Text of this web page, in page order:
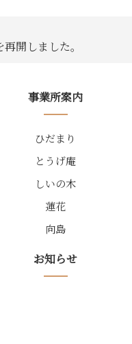
開しました。
事業所案内
ひだまり
とうげ庵
しいの木
蓮花
向島
お知らせ